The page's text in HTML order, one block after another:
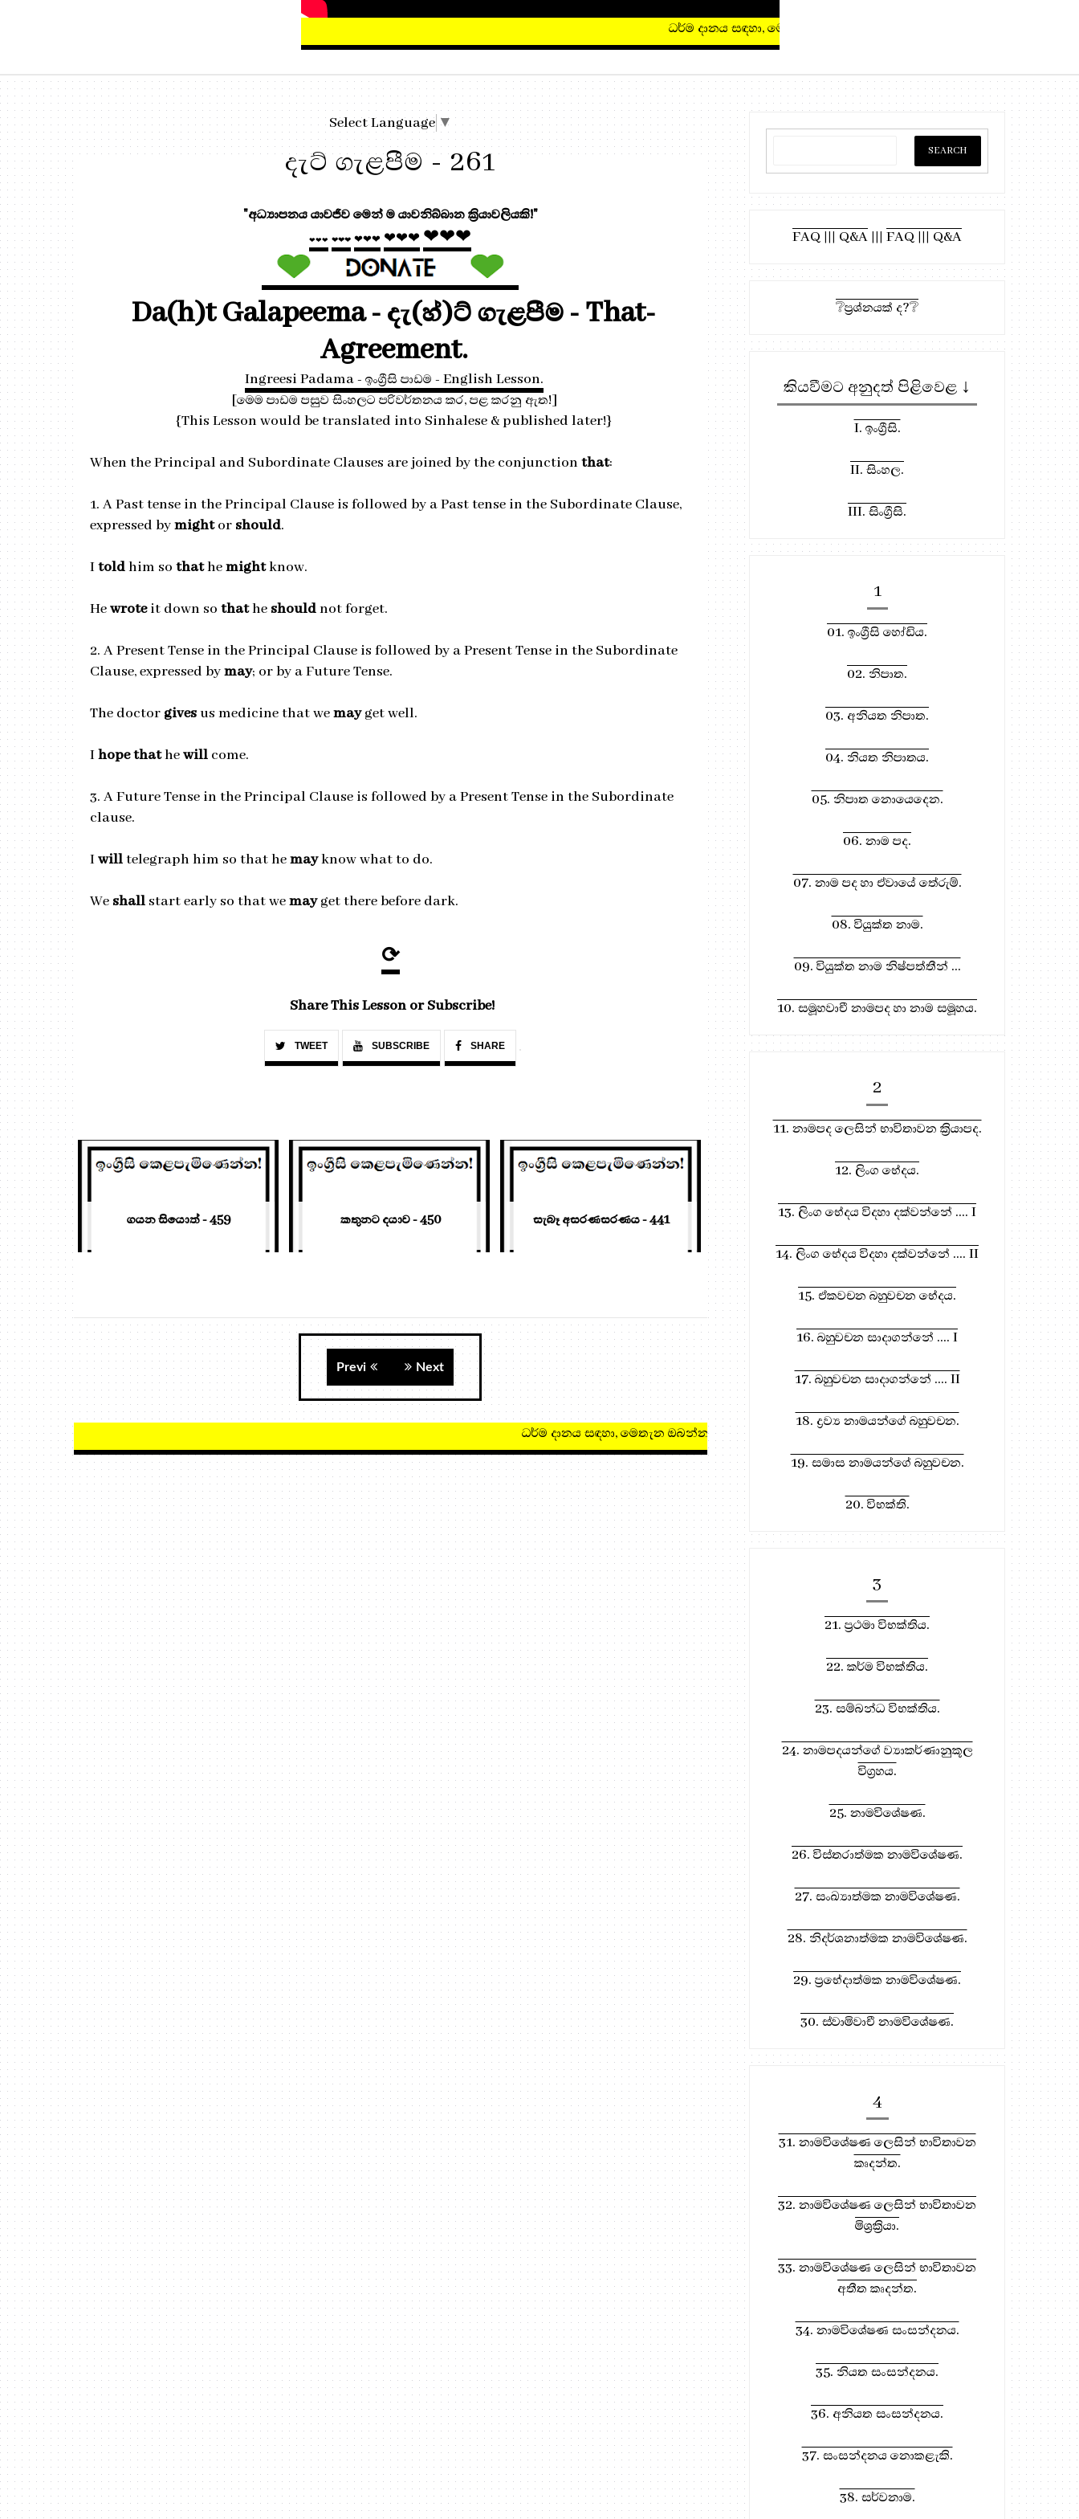
ධර්ම දානය සඳහා, මෙතැන ඔබන්න!
Select Language ▼
දැට් ගැළපීම - 261
"අධ්‍යාපනය යාවජීව මෙන් ම යාවනිබ්බාන ක්‍රියාවලියකි!"
❤❤❤ ❤❤❤ ❤❤❤ ❤❤❤ ❤❤❤
Da(h)t Galapeema - දැ(හ්)ට් ගැළපීම - That-
Agreement.
Ingreesi Padama - ඉංග්‍රීසි පාඩම - English Lesson.
[මෙම පාඩම පසුව සිංහලට පරිවර්තනය කර, පළ කරනු ඇත!]
{This Lesson would be translated into Sinhalese & published later!}
When the Principal and Subordinate Clauses are joined by the conjunctionthat:
1. A Past tense in the Principal Clause is followed by a Past tense in the Subordinate Clause,
expressed bymightor should.
Itoldhim so thathemightknow.
Hewroteit down so thathe shouldnot forget.
2. A Present Tense in the Principal Clause is followed by a Present Tense in the Subordinate
Clause, expressed bymay; or by a Future Tense.
The doctor givesus medicine that wemayget well.
Ihope thathewill come.
3. A Future Tense in the Principal Clause is followed by a Present Tense in the Subordinate
clause.
Iwilltelegraph him so that hemayknow what to do.
We shall start early so that wemayget there before dark.
⟳
Share This Lesson or Subscribe!
TWEET SUBSCRIBE SHARE
ගයන සියොත් - 459 කතුනට දයාව - 450 සැබෑ අසරණසරණය - 441 රස කතා - 432 සවිස්තර රචනා ලියමු -
Next
Previ
ධර්ම දානය සඳහා, මෙතැන ඔබන්න!
FAQ ||| Q&A ||| FAQ ||| Q&A
❔ප්‍රශ්නයක් ද?❔
කියවීමට අනුදත් පිළිවෙළ ↓
I. ඉංග්‍රීසි.
II. සිංහල.
III. සිංග්‍රීසි.
1
01. ඉංග්‍රීසි හෝඩිය.
02. නිපාත.
03. අනියත නිපාත.
04. නියත නිපාතය.
05. නිපාත නොයෙදෙන.
06. නාම පද.
07. නාම පද හා ඒවායේ තේරුම්.
08. වියුක්ත නාම.
09. වියුක්ත නාම නිෂ්පත්තීන් ...
10. සමූහවාචී නාමපද හා නාම සමූහය.
2
11. නාමපද ලෙසින් භාවිතාවන ක්‍රියාපද.
12. ලිංග භේදය.
13. ලිංග භේදය විදහා දක්වන්නේ .... I
14. ලිංග භේදය විදහා දක්වන්නේ .... II
15. ඒකවචන බහුවචන භේදය.
16. බහුවචන සාදාගන්නේ .... I
17. බහුවචන සාදාගන්නේ .... II
18. ද්‍රව්‍ය නාමයන්ගේ බහුවචන.
19. සමාස නාමයන්ගේ බහුවචන.
20. විභක්ති.
3
21. ප්‍රථමා විභක්තිය.
22. කර්ම විභක්තිය.
23. සම්බන්ධ විභක්තිය.
24. නාමපදයන්ගේ ව්‍යාකර්ණානුකූල
විග්‍රහය.
25. නාමවිශේෂණ.
26. විස්තරාත්මක නාමවිශේෂණ.
27. සංඛ්‍යාත්මක නාමවිශේෂණ.
28. නිදර්ශනාත්මක නාමවිශේෂණ.
29. ප්‍රභේදාත්මක නාමවිශේෂණ.
30. ස්වාමිවාචී නාමවිශේෂණ.
4
31. නාමවිශේෂණ ලෙසින් භාවිතාවන
කෘදන්ත.
32. නාමවිශේෂණ ලෙසින් භාවිතාවන
මිශ්‍රක්‍රියා.
33. නාමවිශේෂණ ලෙසින් භාවිතාවන
අතීත කෘදන්ත.
34. නාමවිශේෂණ සංසන්දනය.
35. නියත සංසන්දනය.
36. අනියත සංසන්දනය.
37. සංසන්දනය නොකළැකි.
38. සර්වනාම.